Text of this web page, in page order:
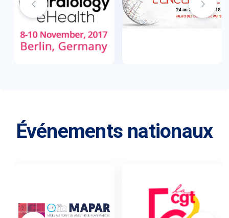
Événements nationaux